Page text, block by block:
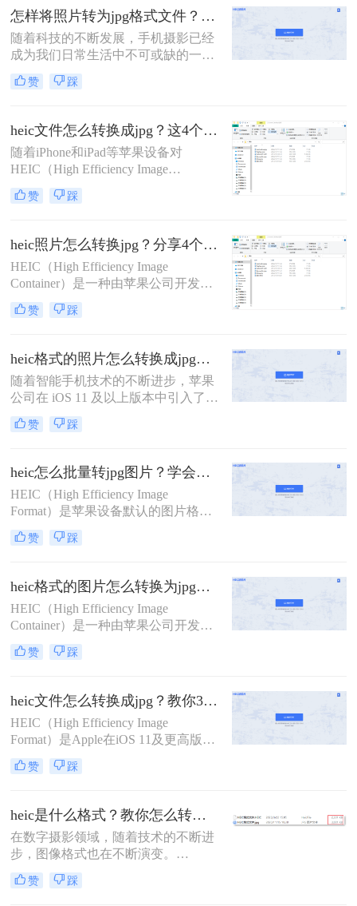
件怎么转换成jpg成为了一个常见的需
求。本文将介绍三种将HEIC文件转换
为JPG的方法，帮助您轻松解决这一
问题。
怎样将照片转为jpg格式文件？这里有四种方法！
随着科技的不断发展，手机摄影已经
成为我们日常生活中不可或缺的一部
分。然而，随着iOS系统的更新，
iPhone和iPad等设备拍摄的照片默认
储空间和画质上有所优化，但并非所
有设备和软件都支持直接打开或编
辑。因此，将HEIC格式的照片转换为
更广泛支持的JPG格式变得尤为重
要。那么怎样将照片转为jpg格式文件
呢？本文将详细介绍几种将HEIC照片
赞 踩
heic文件怎么转换成jpg？这4个方法帮你解决问题！
​随着iPhone和iPad等苹果设备对
HEIC（High Efficiency Image
Format）格式的支持，越来越多的用
户开始接触到这种高效的图像文件格
式，能够在保持同等图像质量的同
时，占用更少的存储空间。然而，由
于兼容性问题，许多非苹果设备和软
件并不支持HEIC格式。因此，将
HEIC文件转换为更通用的JPG格式，
成为了一个常见的需求。那么heic文
几种将HEIC文件转换为JPG的方法。
赞 踩
heic照片怎么转换jpg？分享4个简单的方法！
HEIC（High Efficiency Image
Container）是一种由苹果公司开发的
图片格式，以其高效的压缩率和较小
的文件体积而受到青睐，尤其在手机
式的普及度相对较低，许多非苹果设
备或应用程序可能无法直接支持该格
式，因此将HEIC照片转换为更广泛支
持的JPG格式成为了一个常见的需
求。那么heic照片怎么转换jpg呢？本
文将详细介绍几种将HEIC照片转换为
赞 踩
heic格式的照片怎么转换成jpg？教你4种好用转换方法！
随着智能手机技术的不断进步，苹果
公司在 iOS 11 及以上版本中引入了一
种新的图像格式——高效图像编码
（High Efficiency Image Format, 简称
像压缩技术，可以在保持高质量的同
时占用更少的存储空间。然而，这种
格式并不被所有设备和软件所支持，
这给一些用户带来了不便。
赞 踩
heic怎么批量转jpg图片？学会这3种方法，10秒转换上百张图片。
HEIC（High Efficiency Image
Format）是苹果设备默认的图片格
式，虽然节省存储空间，但兼容性较
差。那么heic怎么批量转jpg图片呢？
的方法，涵盖不同系统和需求。
赞 踩
heic格式的图片怎么转换为jpg格式？教你4招简便的转换方法！
HEIC（High Efficiency Image
Container）是一种由苹果公司开发的
图片容器格式，主要用于iOS设备和
macOS系统中，具有高效压缩和节省
式的普及度相对较低，许多非苹果设
备或软件可能无法直接支持该格式。
赞 踩
heic文件怎么转换成jpg？教你3招快速转换！
HEIC（High Efficiency Image
Format）是Apple在iOS 11及更高版本
中引入的一种新型图像格式，它通过
HEVC（High Efficiency Video
缩，具有更高的压缩比和更好的图像
质量。然而，由于HEIC格式的兼容性
较差，特别是在Windows和Android平
台上
赞 踩
heic是什么格式？教你怎么转换成jpg方法！
在数字摄影领域，随着技术的不断进
步，图像格式也在不断演变。
HEIC（High Efficiency Image
Container），即高效图像容器格式，
赞 踩